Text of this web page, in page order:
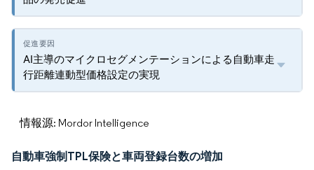
AI主導のマイクロセグメンテーションによる自動車走
行距離連動型価格設定の実現
情報源: Mordor Intelligence
自動車強制TPL保険と車両登録台数の増加